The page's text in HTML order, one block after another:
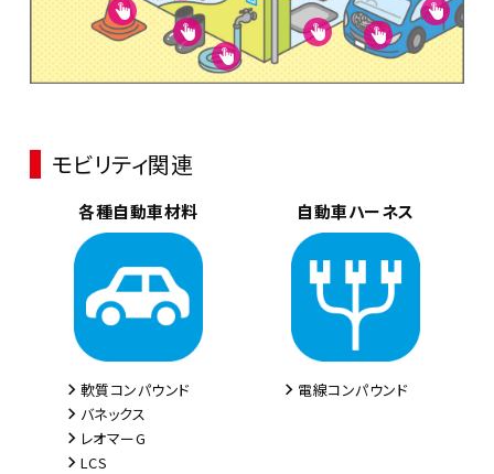



 

モビリティ関連
各種自動車材料
軟質コンパウンド
バネックス
レオマーG
LCS
自動車ハーネス
電線コンパウンド